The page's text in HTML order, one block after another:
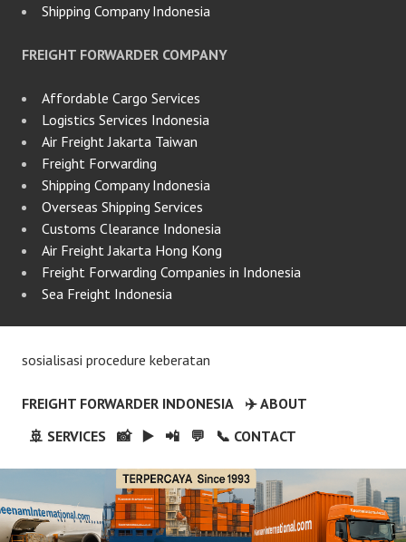
Shipping Company Indonesia
FREIGHT FORWARDER COMPANY
Affordable Cargo Services
Logistics Services Indonesia
Air Freight Jakarta Taiwan
Freight Forwarding
Shipping Company Indonesia
Overseas Shipping Services
Customs Clearance Indonesia
Air Freight Jakarta Hong Kong
Freight Forwarding Companies in Indonesia
Sea Freight Indonesia
sosialisasi procedure keberatan
FREIGHT FORWARDER INDONESIA
✈️ ABOUT
🚢 SERVICES
📸 ▶️ 📲 💬 📞 CONTACT